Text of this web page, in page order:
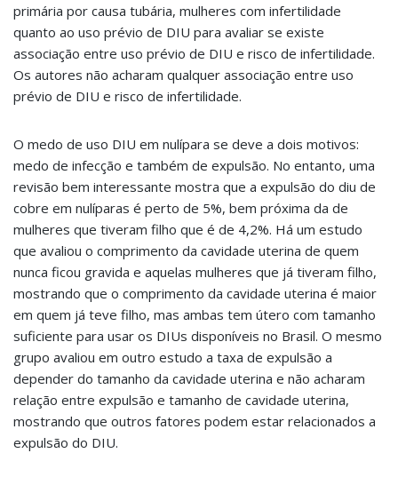
primária por causa tubária, mulheres com infertilidade
quanto ao uso prévio de DIU para avaliar se existe
associação entre uso prévio de DIU e risco de infertilidade.
Os autores não acharam qualquer associação entre uso
prévio de DIU e risco de infertilidade.
O medo de uso DIU em nulípara se deve a dois motivos:
medo de infecção e também de expulsão. No entanto, uma
revisão bem interessante mostra que a expulsão do diu de
cobre em nulíparas é perto de 5%, bem próxima da de
mulheres que tiveram filho que é de 4,2%. Há um estudo
que avaliou o comprimento da cavidade uterina de quem
nunca ficou gravida e aquelas mulheres que já tiveram filho,
mostrando que o comprimento da cavidade uterina é maior
em quem já teve filho, mas ambas tem útero com tamanho
suficiente para usar os DIUs disponíveis no Brasil. O mesmo
grupo avaliou em outro estudo a taxa de expulsão a
depender do tamanho da cavidade uterina e não acharam
relação entre expulsão e tamanho de cavidade uterina,
mostrando que outros fatores podem estar relacionados a
expulsão do DIU.